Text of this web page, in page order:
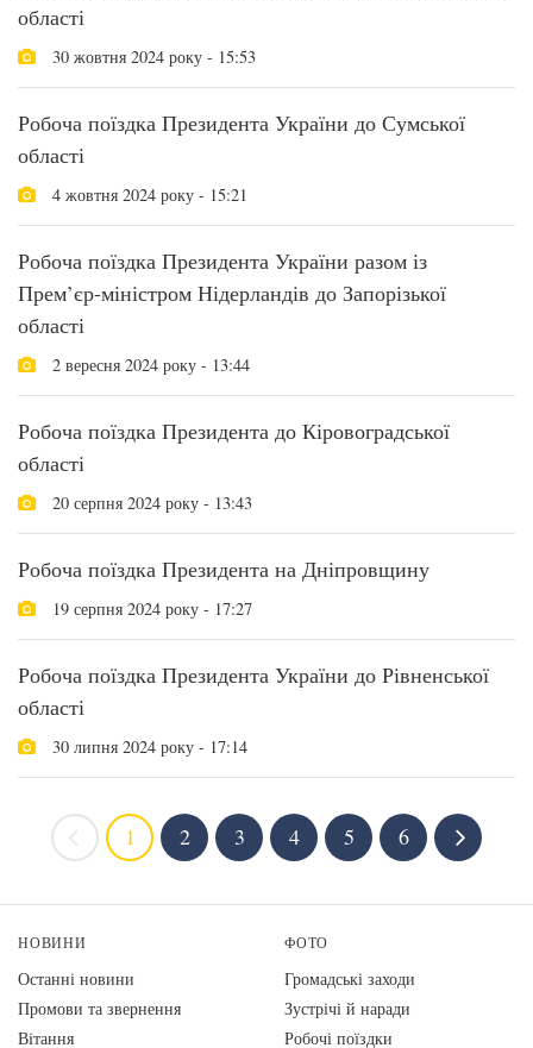
області
30 жовтня 2024 року - 15:53
Робоча поїздка Президента України до Сумської
області
4 жовтня 2024 року - 15:21
Робоча поїздка Президента України разом із
Прем’єр-міністром Нідерландів до Запорізької
області
2 вересня 2024 року - 13:44
Робоча поїздка Президента до Кіровоградської
області
20 серпня 2024 року - 13:43
Робоча поїздка Президента на Дніпровщину
19 серпня 2024 року - 17:27
Робоча поїздка Президента України до Рівненської
області
30 липня 2024 року - 17:14
1 2 3 4 5 6
НОВИНИ
Останні новини
Промови та звернення
Вiтання
ФОТО
Громадські заходи
Зустрічі й наради
Робочі поїздки